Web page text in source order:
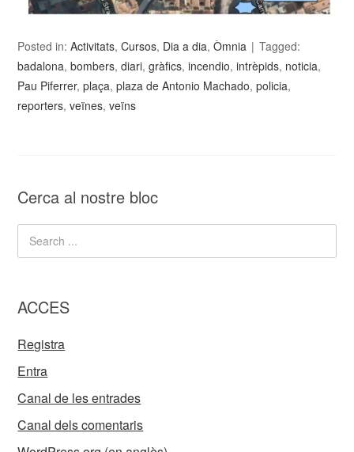
Posted in:Activitats,Cursos, Dia a dia,Òmnia
Tagged:
badalona,bombers,diari,gràfics,incendio,intrèpids, noticia,
Pau Piferrer,plaça,plaza de Antonio Machado,policia,
reporters,veïnes,veïns
Cerca al nostre bloc
ACCES
Registra
Entra
Canal de les entrades
Canal dels comentaris